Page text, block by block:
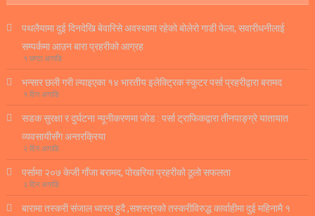
पथलैयामा दुई दिनदेखि बेवारिसे अवस्थामा रहेको बोलेरो गाडी फेला, सवारीधनीलाई
सम्पर्कमा आउन बारा प्रहरीको आग्रह
१ घण्टा अगाडि
भन्सार छली गरी ल्याइएका १४ भारतीय इलेक्ट्रिक स्कुटर पर्सा प्रहरीद्वारा बरामद
१ दिन अगाडि
सडक सुरक्षा र दुर्घटना न्यूनीकरणमा जोड : पर्सा ट्राफिकद्वारा तीनपाङ्ग्रे यातायात
व्यवसायीसँग अन्तरक्रिया
२ दिन अगाडि
पर्सामा २०७ केजी गाँजा बरामद, पोखरिया प्रहरीको ठूलो सफलता
२ दिन अगाडि
बारामा तस्करी संजाल ध्वस्त हुदै ,सशस्त्रको तस्करीविरुद्ध कार्वाहीमा दुई महिनामै १